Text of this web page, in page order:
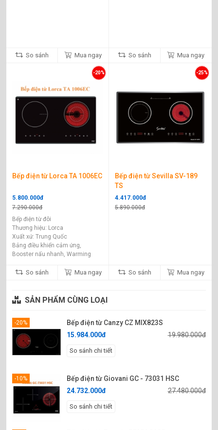
So sánh Mua ngay So sánh Mua ngay
Bếp điện từ Lorca TA 1006EC
5.800.000đ
7.290.000đ
-20%
Bếp điện từ đôi
Thương hiệu: Lorca
Xuất xứ: Trung Quốc
Bảng điều khiển cảm ứng,
Booster nấu nhanh, Warming
kiệm 35% điện năng
So sánh Mua ngay
Bếp điện từ Sevilla SV-189
TS
4.417.000đ
5.890.000đ
-25%
So sánh Mua ngay
SẢN PHẨM CÙNG LOẠI
-20%
Bếp điện từ Canzy CZ MIX823S
15.984.000đ
19.980.000đ
So sánh chi tiết
-10%
Bếp điện từ Giovani GC - 73031 HSC
24.732.000đ
27.480.000đ
So sánh chi tiết